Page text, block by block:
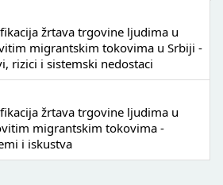
žrtava trgovine ljudima u
migrantskim tokovima u Srbiji -
rizici i sistemski nedostaci
žrtava trgovine ljudima u
migrantskim tokovima -
i iskustva